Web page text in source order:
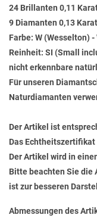
24 Brillanten 0,11
9 Diamanten 0,13
Farbe: W (Wesselton) -
Reinheit: SI (Small
nicht erkennbare
Für unseren
Naturdiamanten
Der Artikel ist
Das
Der Artikel wird in
Bitte beachten Sie die
ist zur besseren
Abmessungen des